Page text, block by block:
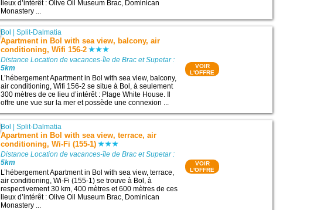
lieux d’intérêt : Olive Oil Museum Brac, Dominican
Monastery ...
Bol |Split-Dalmatia
Apartment in Bol with sea view, balcony, air
conditioning, Wifi 156-2
Distance Location de vacances-île de Brac et Supetar :
5km
L’hébergement Apartment in Bol with sea view, balcony,
air conditioning, Wifi 156-2 se situe à Bol, à seulement
300 mètres de ce lieu d’intérêt : Plage White House. Il
offre une vue sur la mer et possède une connexion ...
VOIR
L'OFFRE
Bol |Split-Dalmatia
Apartment in Bol with sea view, terrace, air
conditioning, Wi-Fi (155-1)
Distance Location de vacances-île de Brac et Supetar :
5km
L’hébergement Apartment in Bol with sea view, terrace,
air conditioning, Wi-Fi (155-1) se trouve à Bol, à
respectivement 30 km, 400 mètres et 600 mètres de ces
lieux d’intérêt : Olive Oil Museum Brac, Dominican
Monastery ...
VOIR
L'OFFRE